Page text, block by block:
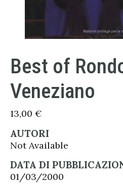
Best of
Veneziano
13,00 €
AUTORI
Not Available
DATA DI
01/03/2000